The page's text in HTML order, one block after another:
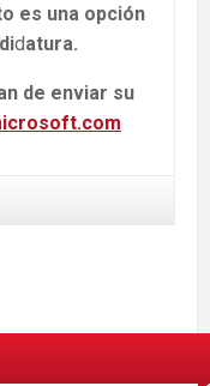
es una opción
datura.
de enviar su